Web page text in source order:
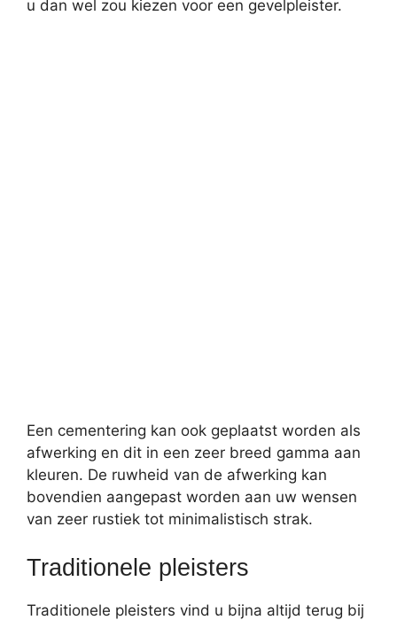
u dan wel zou kiezen voor een gevelpleister.
Een cementering kan ook geplaatst worden als
afwerking en dit in een zeer breed gamma aan
kleuren. De ruwheid van de afwerking kan
bovendien aangepast worden aan uw wensen
van zeer rustiek tot minimalistisch strak.
Traditionele pleisters
Traditionele pleisters vind u bijna altijd terug bij